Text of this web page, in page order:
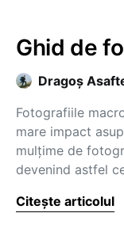
Ghid de
Dragoş
Fotografiile
mare impact
mulţime de
devenind astfel
Citește articolul